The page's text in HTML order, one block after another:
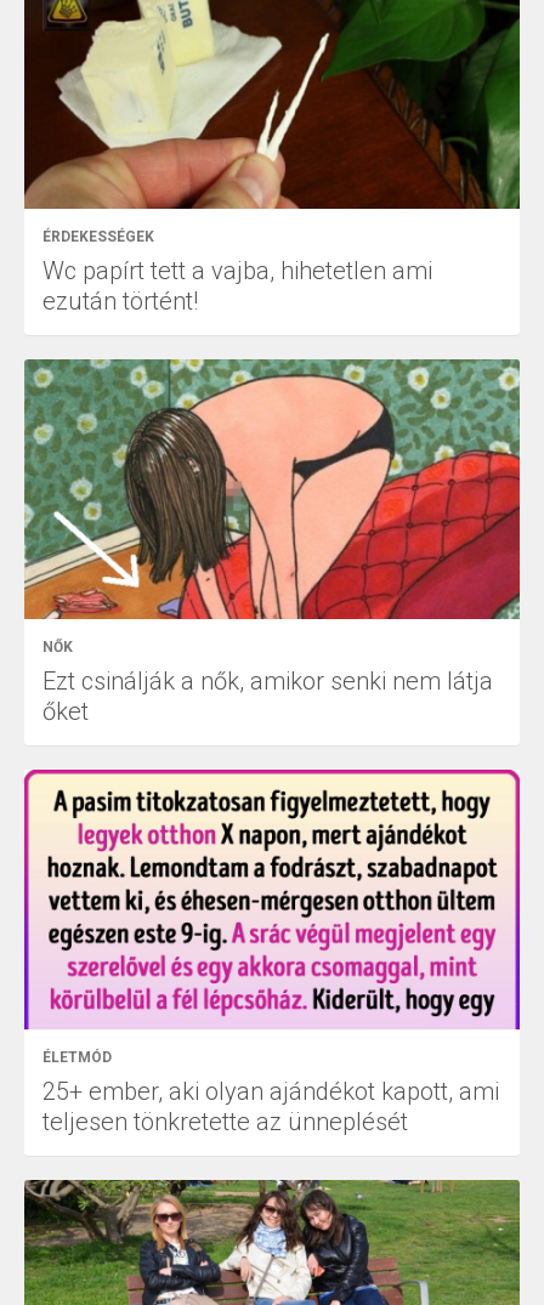
ÉRDEKESSÉGEK
Wc papírt tett a vajba, hihetetlen ami
ezután történt!
NŐK
Ezt csinálják a nők, amikor senki nem látja
őket
ÉLETMÓD
25+ ember, aki olyan ajándékot kapott, ami
teljesen tönkretette az ünneplését